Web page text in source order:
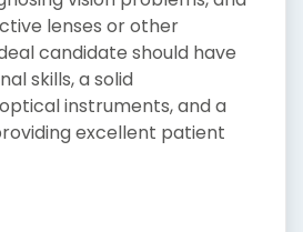
lenses or other
candidate should have
skills, a solid
instruments, and a
excellent patient